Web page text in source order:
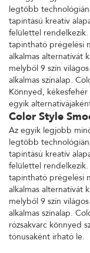
legtöbb
tapintású kreatív
felülettel
tapintható prégelési
alkalmas alternatívát
melyből 9 szín
alkalmas színalap.
Könnyed,
egyik
Color Style
Az egyik legjobb
legtöbb
tapintású kreatív
felülettel
tapintható prégelési
alkalmas alternatívát
melyből 9 szín
alkalmas színalap.
rózsakvarc könnyed
tónusaként írható le.